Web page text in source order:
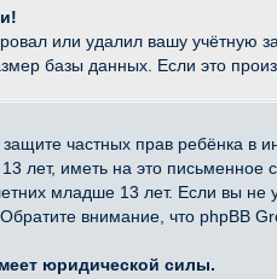
или удалил вашу
базы данных. Если это
частных прав ребёнка
иметь на это письменное
младше 13 лет. Если вы
внимание, что phpBB
юридической силы.